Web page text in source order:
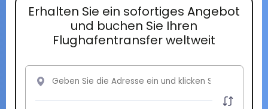
Erhalten Sie ein sofortiges Angebot
und buchen Sie Ihren
Flughafentransfer weltweit